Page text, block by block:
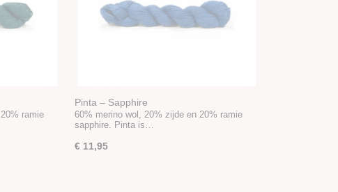
ramie
Pinta – Sapphire
60% merino wol, 20% zijde en 20% ramie
sapphire. Pinta is…
€ 11,95